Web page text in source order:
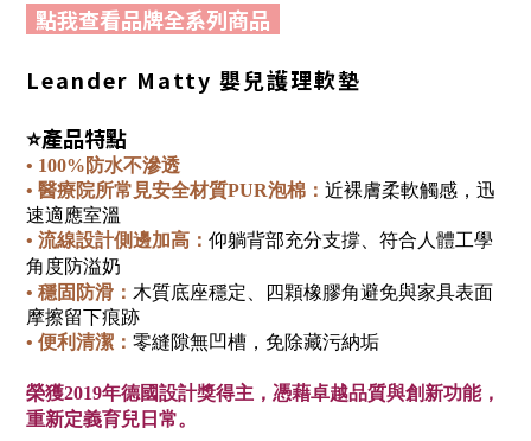
點我查看品牌全系列商品
Leander Matty 嬰兒護理軟墊
⭐產品特點
• 100% 防水不滲透
• 醫療院所常見安全材質PUR泡棉 ： 近裸膚柔軟觸感，迅
速適應室溫
• 流線設計側邊加高： 仰躺背部充分支撐、符合 人體工學
角度防溢奶
• 穩固防滑： 木質底座穩定
四顆橡膠角避免與家具表面
摩擦留下痕跡
• 便利清潔： 零縫隙無凹槽，免除藏污納垢
榮獲2019年德國設計獎得主，憑藉卓越品質與創新功能，
重新定義育兒日常。